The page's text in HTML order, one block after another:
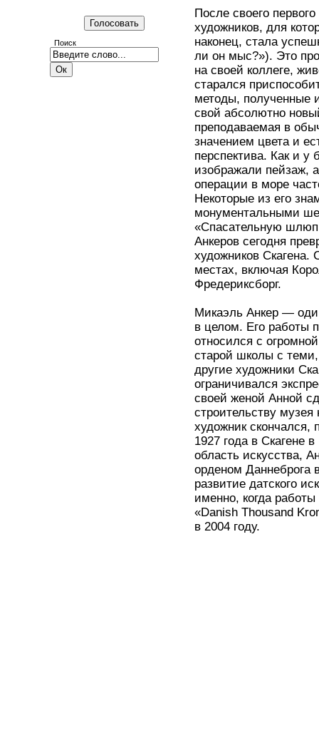
Поиск
После своего
художников, для
наконец, стала
ли он мыс?»). Это
на своей коллеге,
старался
методы, полученные
свой абсолютно
преподаваемая в
значением цвета и
перспектива. Как и у
изображали пейзаж,
операции в море
Некоторые из его
монументальными
«Спасательную
Анкеров сегодня
художников Скагена.
местах, включая
Фредериксборг.
Микаэль Анкер —
в целом. Его работы
относился с
старой школы с теми,
другие художники
ограничивался
своей женой Анной
строительству
художник
1927 года в Скагене
область искусства,
орденом Даннеброга
развитие датского
именно, когда
«Danish Thousand
в 2004 году.